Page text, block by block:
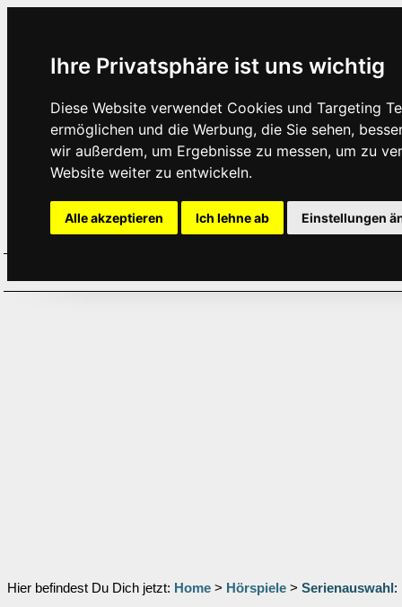
Ihre Privatsphäre ist uns wichtig
Diese Website verwendet Cookies und Targeting
ermöglichen und die Werbung, die Sie sehen,
wir außerdem, um Ergebnisse zu messen, um zu
Website weiter zu entwickeln.
Alle akzeptieren Ich lehne ab Einstellungen
Hier befindest Du Dich jetzt: Home > Hörspiele > Serienauswahl :